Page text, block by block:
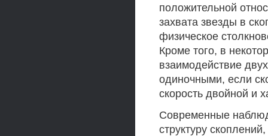
положительной
захвата звезды в
физическое
Кроме того, в
взаимодействие
одиночными, если
скорость двойной и
Современные
структуру